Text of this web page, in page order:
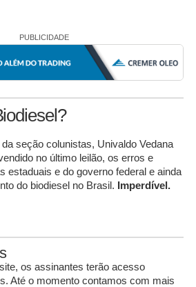
PUBLICIDADE
seção colunistas, Univaldo Vedana
no último leilão, os erros e
estaduais e do governo federal e ainda
do biodiesel no Brasil. Imperdível.
os assinantes terão acesso
Até o momento contamos com mais